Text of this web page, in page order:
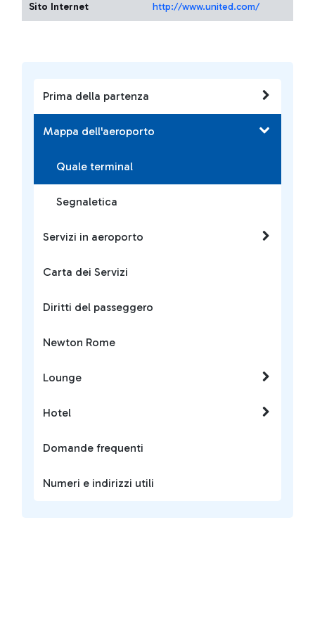
Prima della partenza
Mappa dell'aeroporto
Quale terminal
Segnaletica
Servizi in aeroporto
Carta dei Servizi
Diritti del passeggero
Newton Rome
Lounge
Hotel
Domande frequenti
Numeri e indirizzi utili
Sito Internet http://www.united.com/